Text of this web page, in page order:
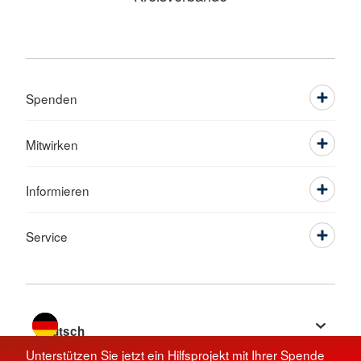
Unterstützen Sie jetzt ein Hilfsprojekt mit Ihrer Spende
Spenden
Mitwirken
Informieren
Service
Sprache wechseln zu